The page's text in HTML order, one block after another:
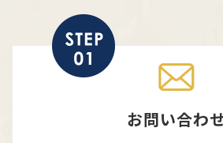
お問い合わ